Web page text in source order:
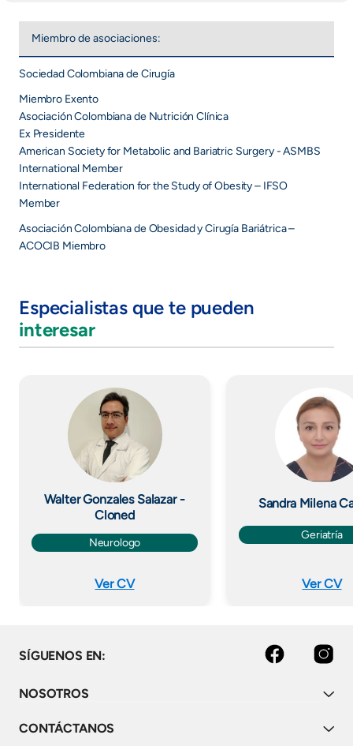
Miembro de asociaciones:
Sociedad Colombiana de Cirugía
Miembro Exento
Asociación Colombiana de Nutrición Clínica
Ex Presidente
American Society for Metabolic and Bariatric Surgery - ASMBS
International Member
International Federation for the Study of Obesity – IFSO
Member
Asociación Colombiana de Obesidad y Cirugía Bariátrica –
ACOCIB Miembro
Especialistas que te pueden
interesar
Imagen
Walter Gonzales Salazar -
Cloned
Neurologo
Ver CV
Imagen
Sandra Milena
Geriatría
Ver CV
SÍGUENOS EN: facebook instagram
NOSOTROS
CONTÁCTANOS